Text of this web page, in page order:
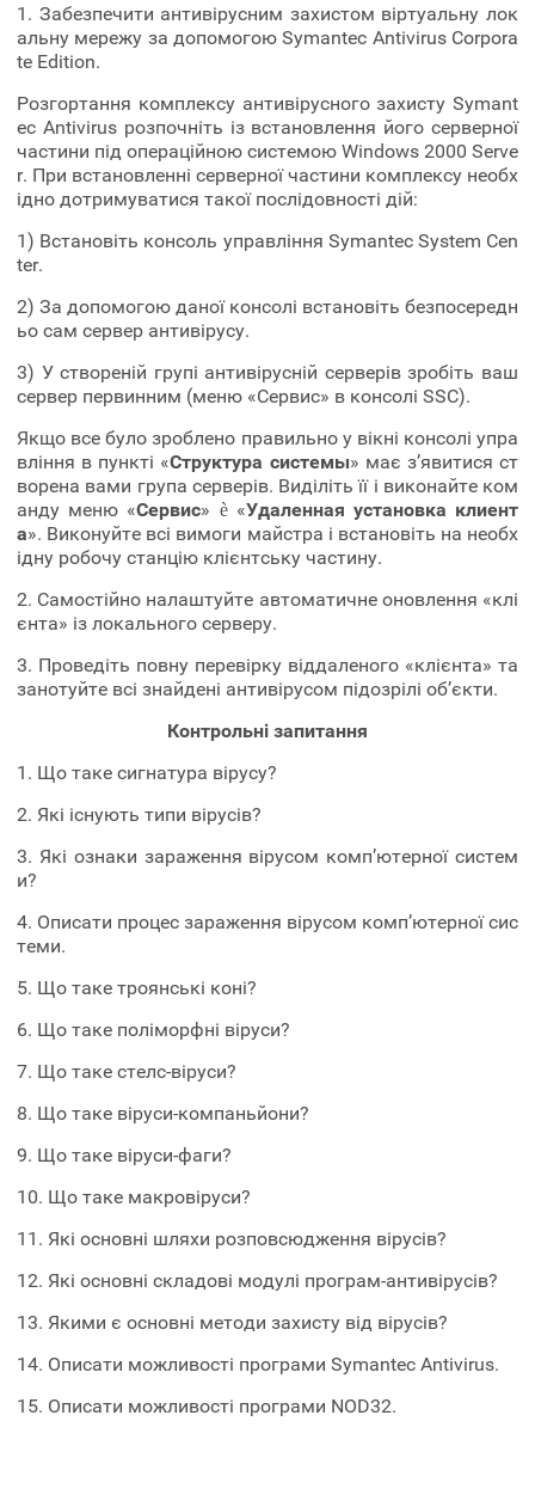
1. Забезпечити антивірусним захистом віртуальну лок
альну мережу за допомогою Symantec Antivirus Corpora
te Edition.
Розгортання комплексу антивірусного захисту Symant
ec Antivirus розпочніть із встановлення його серверної
частини під операційною системою Windows 2000 Serve
r. При встановленні серверної частини комплексу необх
ідно дотримуватися такої послідовності дій:
1) Встановіть консоль управління Symantec System Cen
ter.
2) За допомогою даної консолі встановіть безпосередн
ьо сам сервер антивірусу.
3) У створеній групі антивірусній серверів зробіть ваш
сервер первинним (меню «Сервис» в консолі SSC).
Якщо все було зроблено правильно у вікні консолі упра
вління в пункті «Структура системы» має з’явитися ст
ворена вами група серверів. Виділіть її і виконайте ком
анду меню «Сервис» è «Удаленная установка клиент
а». Виконуйте всі вимоги майстра і встановіть на необх
ідну робочу станцію клієнтську частину.
2. Самостійно налаштуйте автоматичне оновлення «клі
єнта» із локального серверу.
3. Проведіть повну перевірку віддаленого «клієнта» та
занотуйте всі знайдені антивірусом підозрілі об’єкти.
Контрольні запитання
1. Що таке сигнатура вірусу?
2. Які існують типи вірусів?
3. Які ознаки зараження вірусом комп’ютерної систем
и?
4. Описати процес зараження вірусом комп’ютерної сис
теми.
5. Що таке троянські коні?
6. Що таке поліморфні віруси?
7. Що таке стелс-віруси?
8. Що таке віруси-компаньйони?
9. Що таке віруси-фаги?
10. Що таке макровіруси?
11. Які основні шляхи розповсюдження вірусів?
12. Які основні складові модулі програм-антивірусів?
13. Якими є основні методи захисту від вірусів?
14. Описати можливості програми Symantec Antivirus.
15. Описати можливості програми NOD32.